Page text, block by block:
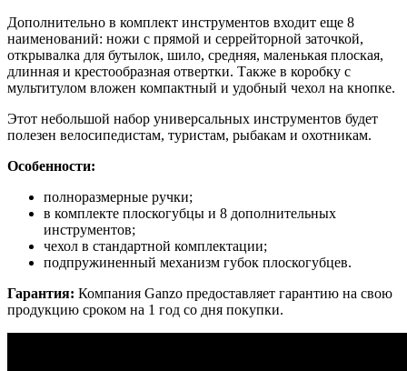
Дополнительно в комплект инструментов входит еще 8
наименований: ножи с прямой и серрейторной заточкой,
открывалка для бутылок, шило, средняя, маленькая плоская,
длинная и крестообразная отвертки. Также в коробку с
мультитулом вложен компактный и удобный чехол на кнопке.
Этот небольшой набор универсальных инструментов будет
полезен велосипедистам, туристам, рыбакам и охотникам.
Особенности:
полноразмерные ручки;
в комплекте плоскогубцы и 8 дополнительных
инструментов;
чехол в стандартной комплектации;
подпружиненный механизм губок плоскогубцев.
Гарантия: Компания Ganzo предоставляет гарантию на свою
продукцию сроком на 1 год со дня покупки.